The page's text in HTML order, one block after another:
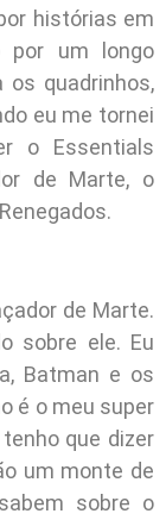
histórias em
por um longo
os quadrinhos,
eu me tornei
o Essentials
de Marte, o
de Marte.
sobre ele. Eu
Batman e os
é o meu super
que dizer
um monte de
sobre o